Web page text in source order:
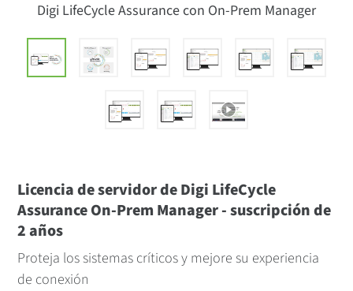
Digi LifeCycle Assurance con On-Prem Manager
Licencia de servidor de Digi LifeCycle
Assurance On-Prem Manager - suscripción de
2 años
Proteja los sistemas críticos y mejore su experiencia
de conexión